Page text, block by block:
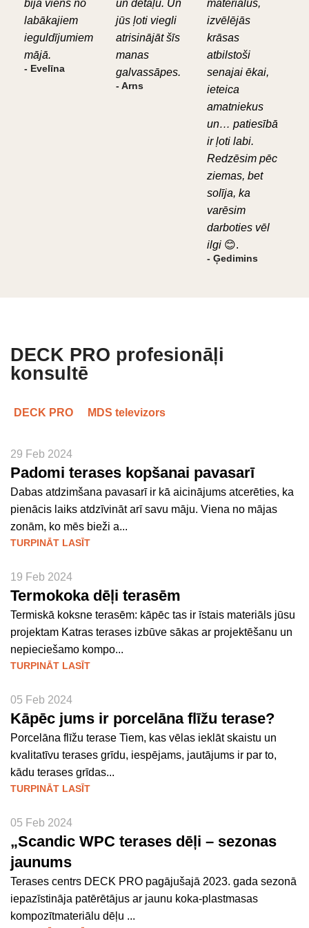
bija viens no
labākajiem
ieguldījumiem
mājā.
- Evelīna
un detaļu. Un
jūs ļoti viegli
atrisinājāt šīs
manas
galvassāpes.
- Arns
materiālus,
izvēlējās
krāsas
atbilstoši
senajai ēkai,
ieteica
amatniekus
un… patiesībā
ir ļoti labi.
Redzēsim pēc
ziemas, bet
solīja, ka
varēsim
darboties vēl
ilgi 😊.
- Ģedimins
DECK PRO profesionāļi
konsultē
DECK PRO MDS televizors
29 Feb 2024
Padomi terases kopšanai pavasarī
Dabas atdzimšana pavasarī ir kā aicinājums atcerēties, ka
pienācis laiks atdzīvināt arī savu māju. Viena no mājas
zonām, ko mēs bieži a...
TURPINĀT LASĪT
19 Feb 2024
Termokoka dēļi terasēm
Termiskā koksne terasēm: kāpēc tas ir īstais materiāls jūsu
projektam Katras terases izbūve sākas ar projektēšanu un
nepieciešamo kompo...
TURPINĀT LASĪT
05 Feb 2024
Kāpēc jums ir porcelāna flīžu terase?
Porcelāna flīžu terase Tiem, kas vēlas ieklāt skaistu un
kvalitatīvu terases grīdu, iespējams, jautājums ir par to,
kādu terases grīdas...
TURPINĀT LASĪT
05 Feb 2024
„Scandic WPC terases dēļi – sezonas
jaunums
Terases centrs DECK PRO pagājušajā 2023. gada sezonā
iepazīstināja patērētājus ar jaunu koka-plastmasas
kompozītmateriālu dēļu ...